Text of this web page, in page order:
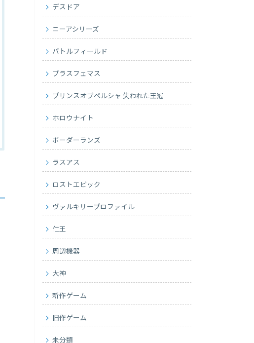
デスドア
ニーアシリーズ
バトルフィールド
ブラスフェマス
プリンスオブペルシャ 失われた王冠
ホロウナイト
ボーダーランズ
ラスアス
ロストエピック
ヴァルキリープロファイル
仁王
周辺機器
大神
新作ゲーム
旧作ゲーム
未分類